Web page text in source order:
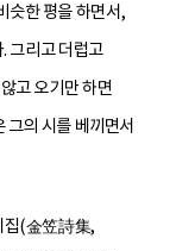
한 평을 하면서,
그리고 더럽고
고 오기만 하면
그의 시를 베끼면서
집(金笠詩集,